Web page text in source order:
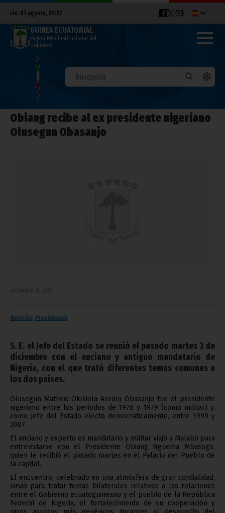
vie. 07 agosto, 05:57
GUINEA ECUATORIAL
Página Web Institucional del
Gobierno
Obiang recibe al ex presidente nigeriano
Olusegun Obasanjo
diciembre 10, 2013
Noticias Presidencia
S. E. el Jefe del Estado se reunió el pasado martes 3 de
diciembre con el anciano y antiguo mandatario de
Nigeria, con el que trató diferentes temas comunes a
los dos países.
Olusegun Mathew Okikiola Aremu Obasanjo fue el presidente
nigeriano entre los periodos de 1976 y 1979 (como militar) y,
como Jefe del Estado electo democráticamente, entre 1999 y
2007.
El anciano y experto ex mandatario y militar viajó a Malabo para
entrevistarse con el Presidente Obiang Nguema Mbasogo,
quien le recibió el pasado martes en el Palacio del Pueblo de
la capital.
El encuentro, celebrado en una atmósfera de gran cordialidad,
sirvió para tratar temas bilaterales relativos a las relaciones
entre el Gobierno ecuatoguineano y el pueblo de la República
Federal de Nigeria, el fortalecimiento de su cooperación y